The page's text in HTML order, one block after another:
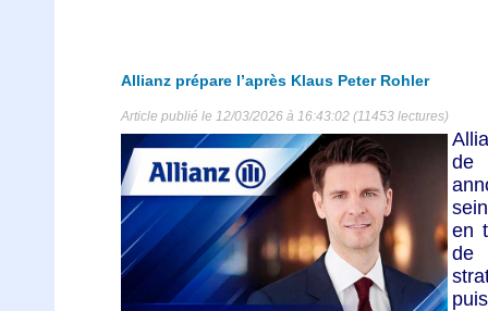
Allianz prépare l’après Klaus Peter Rohler
Article publié le 12/03/2026 à 16:43:02 (11453 lectures)
de
en
de